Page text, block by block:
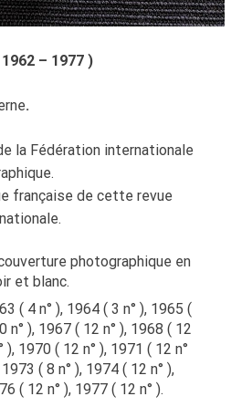
– 1977 )
.
la Fédération internationale
française de cette revue
photographique en
et blanc.
( 4 n° ), 1964 ( 3 n° ), 1965 (
n° ), 1967 ( 12 n° ), 1968 ( 12
), 1970 ( 12 n° ), 1971 ( 12 n°
( 8 n° ), 1974 ( 12 n° ),
( 12 n° ), 1977 ( 12 n° ).